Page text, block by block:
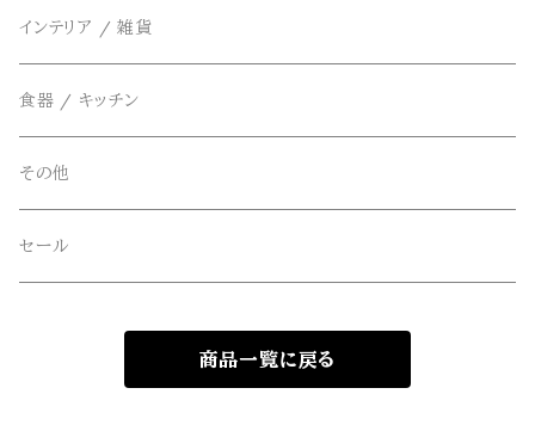
THE FLAVOR DESIGN(ザ フレーバーデザイン)
FOB FACTORY(エフオービーファクトリー)
Four Seasons Garage(FSG)
freewaters(フリーウォータース)
GLOMA NAUTICA(グローマノーティカ)
アクセサリー
インテリア / 雑貨
食器 / キッチン
その他
セール
商品一覧に戻る